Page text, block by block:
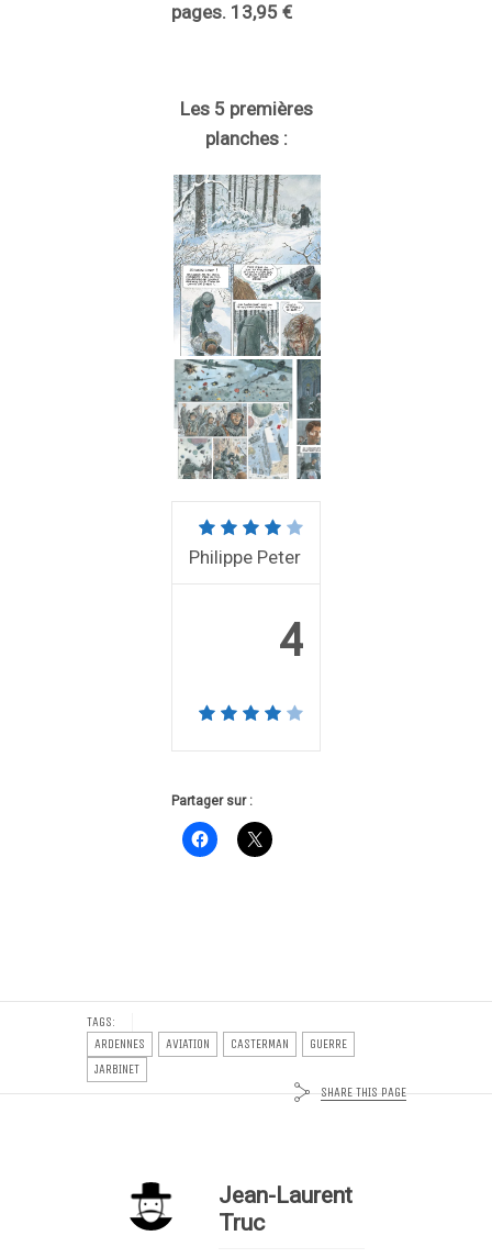
pages. 13,95 €
Les 5 premières
planches :
Philippe Peter
4
Partager sur :
TAGS:
ARDENNES
AVIATION CASTERMAN
GUERRE
JARBINET
SHARE THIS PAGE
Jean-Laurent
Truc